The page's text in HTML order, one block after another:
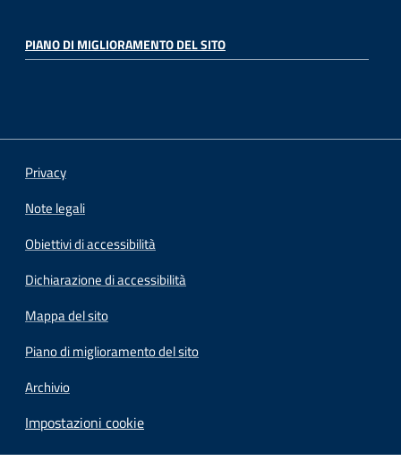
PIANO DI MIGLIORAMENTO DEL SITO
Privacy
Note legali
Obiettivi di accessibilità
Dichiarazione di accessibilità
Mappa del sito
Piano di miglioramento del sito
Archivio
Impostazioni cookie